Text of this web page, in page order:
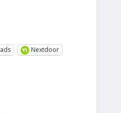
Nextdoor